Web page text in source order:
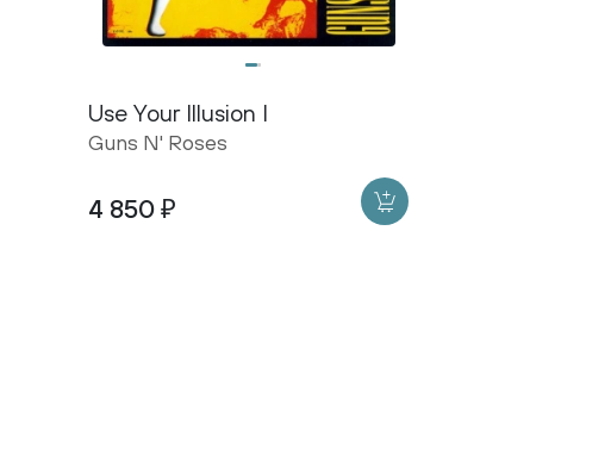
Guns N' Roses
Use Your Illusion I
4 850 ₽